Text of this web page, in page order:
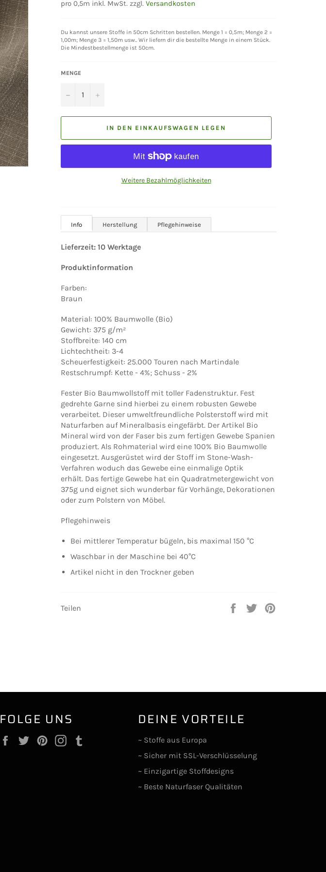
pro 0,5m inkl. MwSt. zzgl. Versandkosten
Du kannst unsere Stoffe in 50cm Schritten bestellen. Menge 1 = 0,5m; Menge 2 =
1,00m; Menge 3 = 1,50m usw.. Wir liefern dir die bestellte Menge in einem Stück.
Die Mindestbestellmenge ist 50cm.
MENGE
− +
IN DEN EINKAUFSWAGEN LEGEN
Weitere Bezahlmöglichkeiten
Info Herstellung Pflegehinweise
Lieferzeit: 10 Werktage
Produktinformation
Farben:
Braun
Material: 100% Baumwolle (Bio)
Gewicht: 375 g/m²
Stoffbreite: 140 cm
Lichtechtheit: 3-4
Scheuerfestigkeit: 25.000 Touren nach Martindale
Restschrumpf: Kette - 4%; Schuss - 2%
Fester Bio Baumwollstoff mit toller Fadenstruktur. Fest
gedrehte Garne sind hierbei zu einem robusten Gewebe
verarbeitet. Dieser umweltfreundliche Polsterstoff wird mit
Naturfarben auf Mineralbasis eingefärbt. Der Artikel Bio
Mineral wird von der Faser bis zum fertigen Gewebe Spanien
produziert. Als Rohmaterial wird eine 100% Bio Baumwolle
eingesetzt. Ausgerüstet wird der Stoff im Stone-Wash-
Verfahren woduch das Gewebe eine einmalige Optik
erhält. Das fertige Gewebe hat ein Quadratmetergewicht von
375g und eignet sich wunderbar für Vorhänge, Dekorationen
oder zum Polstern von Möbel.
Pflegehinweis
Bei mittlerer Temperatur bügeln, bis maximal 150 °C
Waschbar in der Maschine bei 40°C
Artikel nicht in den Trockner geben
Teilen
Auf
Auf
FOLGE UNS
FacebookTwitterPinterestInstagram
DEINE VORTEILE
~ Stoffe aus Europa
~ Sicher mit SSL-Verschlüsselung
~ Einzigartige Stoffdesigns
~ Beste Naturfaser Qualitäten